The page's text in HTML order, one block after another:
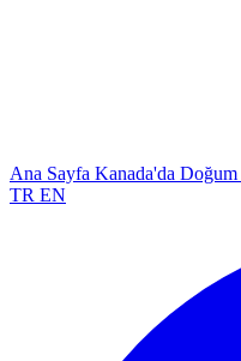
Ana Sayfa Kanada'da Doğum
TR EN